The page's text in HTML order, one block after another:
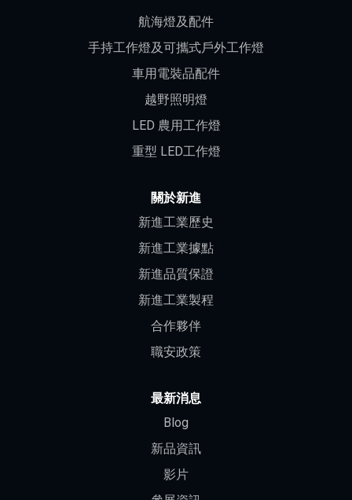
航海燈及配件
手持工作燈及可攜式戶外工作燈
車用電裝品配件
越野照明燈
LED 農用工作燈
重型 LED工作燈
關於新進
新進工業歷史
新進工業據點
新進品質保證
新進工業製程
合作夥伴
職安政策
最新消息
Blog
新品資訊
影片